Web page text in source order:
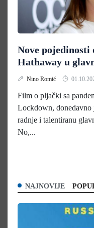
Nove pojedinosti
Hathaway u
Nino Romić
Film o pljački sa
Lockdown, donedavno
radnje i talentiranu
No,...
NAJNOVIJE